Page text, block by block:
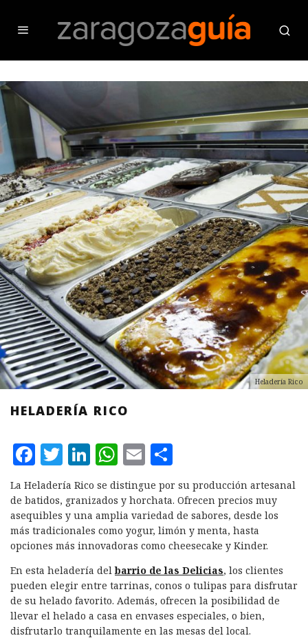
Heladería Rico
HELADERÍA RICO
F
a
c
e
b
o
o
k
T
w
it
te
r
L
i
n
k
e
d
I
n
W
h
at
s
A
p
p
E
m
ai
l
o
m
p
a
rt
ir
La Heladería Rico se distingue por su producción artesanal
de batidos, granizados y horchata. Ofrecen precios muy
asequibles y una amplia variedad de sabores, desde los
más tradicionales como yogur, limón y menta, hasta
opciones más innovadoras como cheesecake y Kinder.
En esta heladería delbarrio de las Delicias, los clientes
pueden elegir entre tarrinas, conos o tulipas para disfrutar
de su helado favorito. Además, ofrecen la posibilidad de
llevar el helado a casa en envases especiales, o bien,
disfrutarlo tranquilamente en las mesas del local.